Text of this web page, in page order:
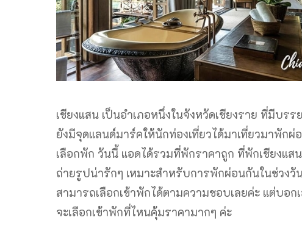
เชียงแสน เป็นอำเภอหนึ่งในจังหวัดเชียงราย ที่มีบ
ยังมีจุดแลนด์มาร์คให้นักท่องเที่ยวได้มาเที่ยวมาพัก
เลือกพัก วันนี้ แอดได้รวมที่พักราคาถูก ที่พักเชียงแ
ถ่ายรูปน่ารักๆ เหมาะสำหรับการพักผ่อนกันในช่วง
สามารถเลือกเข้าพักได้ตามความชอบเลยค่ะ แต่บอ
จะเลือกเข้าพักที่ไหนคุ้มราคามากๆ ค่ะ